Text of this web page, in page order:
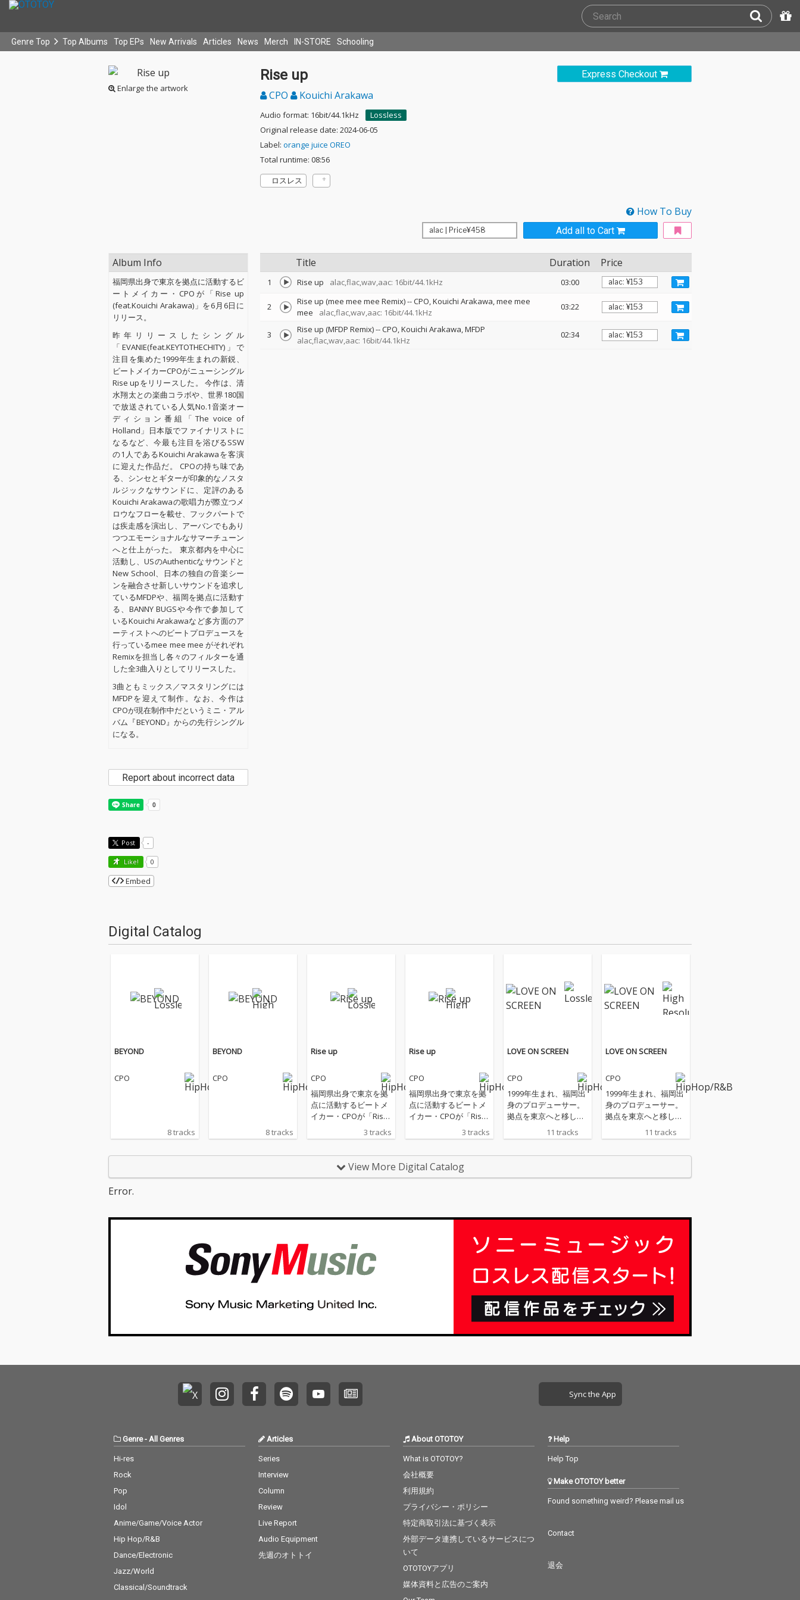
Genre Top Top Albums Top EPs New Arrivals Articles News Merch IN-STORE Schooling
Enlarge the artwork
Express Checkout
Rise up
CPO Kouichi Arakawa
Audio format: 16bit/44.1kHz
Lossless
Original release date: 2024-06-05
Label: orange juice OREO
Total runtime: 08:56
ロスレス
How To Buy
Add all to Cart
Title Duration Price
1 Rise up alac,flac,wav,aac: 16bit/44.1kHz 03:00
2 Rise up (mee mee mee Remix)--CPO Kouichi Arakawa mee mee
mee
alac,flac,wav,aac: 16bit/44.1kHz
03:22
3 Rise up (MFDP Remix)--CPO Kouichi Arakawa MFDP
alac,flac,wav,aac: 16bit/44.1kHz
02:34
Album Info
福岡県出身で東京を拠点に活動するビ
ートメイカー・CPOが「Rise up
(feat.Kouichi Arakawa)」を6月6日に
リリース。
昨年リリースしたシングル
「EVANIE(feat.KEYTOTHECHITY)」で
注目を集めた1999年生まれの新鋭、
ビートメイカーCPOがニューシングル
Rise upをリリースした。 今作は、清
水翔太との楽曲コラボや、世界180国
で放送されている人気No.1音楽オー
ディション番組「The voice of
Holland」日本版でファイナリストに
なるなど、今最も注目を浴びるSSW
の1人であるKouichi Arakawaを客演
に迎えた作品だ。 CPOの持ち味であ
る、シンセとギターが印象的なノスタ
ルジックなサウンドに、定評のある
Kouichi Arakawaの歌唱力が際立つメ
ロウなフローを載せ、フックパートで
は疾走感を演出し、アーバンでもあり
つつエモーショナルなサマーチューン
へと仕上がった。 東京都内を中心に
活動し、USのAuthenticなサウンドと
New School、日本の独自の音楽シー
ンを融合させ新しいサウンドを追求し
ているMFDPや、福岡を拠点に活動す
る、BANNY BUGSや今作で参加して
いるKouichi Arakawaなど多方面のア
ーティストへのビートプロデュースを
行っているmee mee mee がそれぞれ
Remixを担当し各々のフィルターを通
した全3曲入りとしてリリースした。
3曲ともミックス／マスタリングには
MFDPを迎えて制作。なお、今作は
CPOが現在制作中だというミニ・アル
バム『BEYOND』からの先行シングル
になる。
Report about incorrect data
Post -
Like! 0
Embed
Digital Catalog
BEYOND
CPO
8 tracks
BEYOND
CPO
8 tracks
Rise up
CPO
福岡県出身で東京を拠
点に活動するビートメ
イカー・CPOが「Rise
up (feat.Kouichi Araka
wa)」を6月6日にリリ
たシングル 「EVANIE(f
eat.KEYTOTHECHITY)」
シングルRise upをリリ
や、世界180国で放送
されている人気No.1音
楽オーディション番組
リストになるなど、今
である、シンセとギタ
ジックなサウンドに、
定評のあるKouichi Ara
疾走感を演出し、アー
シーンを融合させ新し
3 tracks
Rise up
CPO
福岡県出身で東京を拠
点に活動するビートメ
イカー・CPOが「Rise
up (feat.Kouichi Araka
wa)」を6月6日にリリ
たシングル 「EVANIE(f
eat.KEYTOTHECHITY)」
シングルRise upをリリ
水翔太との楽曲コラボ
や、世界180国で放送
楽オーディション番組
「The voice of Hollan
d」日本版でファイナ
リストになるなど、今
最も注目を浴びるSSW
である、シンセとギタ
疾走感を演出し、アー
バンでもありつつエモ
ューンへと仕上がっ
た。 東京都内を中心に
cなサウンドとNew Sch
ool、日本の独自の音楽
シーンを融合させ新し
いサウンドを追求して
いるMFDPや、福岡を
拠点に活動する、BAN
NY BUGSや今作で参加
しているKouichi Araka
3 tracks
LOVE ON SCREEN
CPO
1999年生まれ、福岡出
身のプロデューサー。
拠点を東京へと移し活
動している。謎のビー
トメイカー集団「TOO
11 tracks
LOVE ON SCREEN
CPO
1999年生まれ、福岡出
身のプロデューサー。
拠点を東京へと移し活
動している。謎のビー
トメイカー集団「TOO
11 tracks
View More Digital Catalog
Error.
Sync the App
Genre- All Genres
Hi-res
Rock
Pop
Idol
Anime/Game/Voice Actor
Hip Hop/R&B
Dance/Electronic
Jazz/World
Classical/Soundtrack
Articles
Series
Interview
Column
Review
Live Report
Audio Equipment
先週のオトトイ
About OTOTOY
What is OTOTOY?
会社概要
利用規約
プライバシー・ポリシー
特定商取引法に基づく表示
外部データ連携しているサービスにつ
いて
OTOTOYアプリ
媒体資料と広告のご案内
Help
Help Top
Make OTOTOY better
Found something weird? Please mail us
Contact
退会